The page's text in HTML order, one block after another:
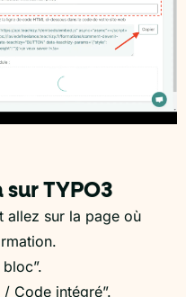
TYPO3
allez sur la page où
Code intégré”.